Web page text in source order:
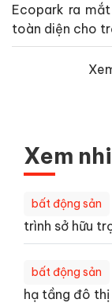
Ecopark ra
toàn diện cho
Xem
bất động sản
trình sở hữu
bất động sản
hạ tầng đô thị